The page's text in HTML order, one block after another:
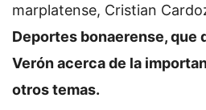
marplatense, Cristian
Deportes bonaerense, que
Verón acerca de la
otros temas.